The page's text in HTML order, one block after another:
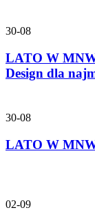
30-08
LATO W
Design dla
30-08
LATO W
02-09